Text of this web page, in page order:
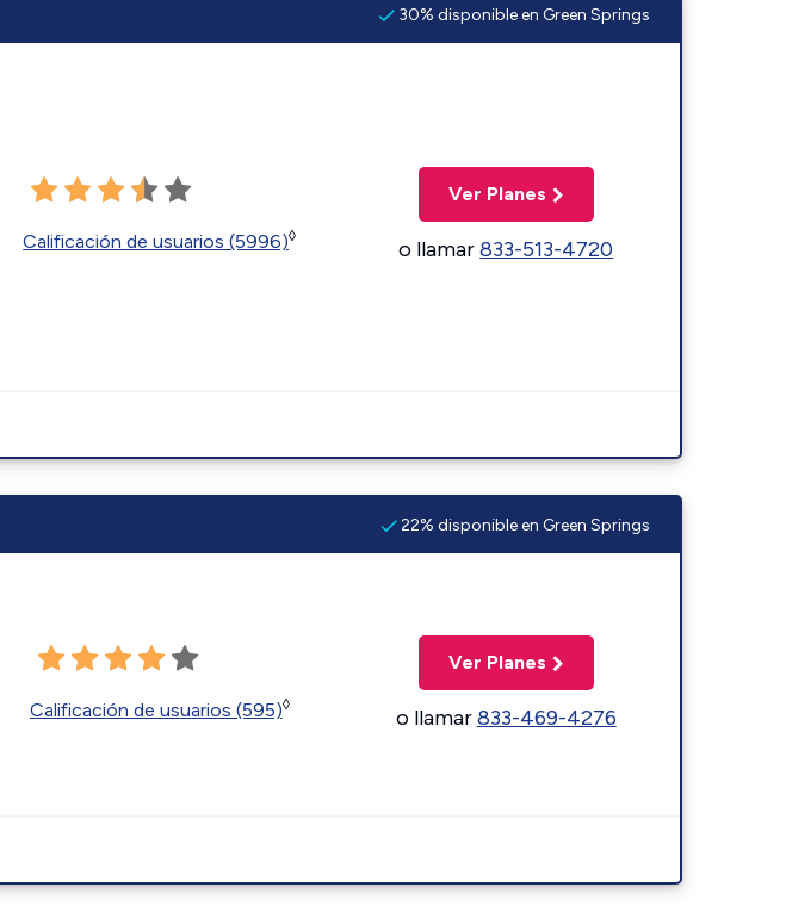
30% disponible en Green Springs
Calificación de usuarios (5996)◊
Ver Planes
o llamar833-513-4720
22% disponible en Green Springs
Calificación de usuarios (595)◊
Ver Planes
o llamar833-469-4276